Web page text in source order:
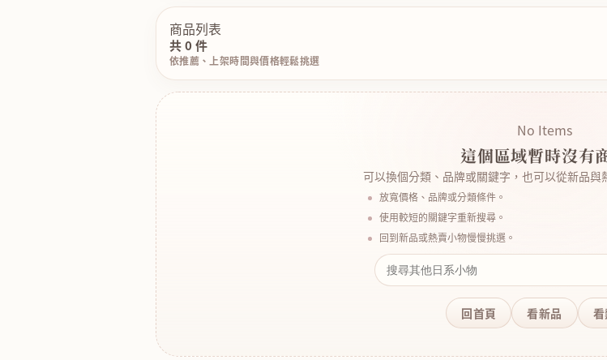
商品列表
共 0 件
依推薦、上架時間與價格輕鬆挑選
No Items
這個區域暫時沒有
可以換個分類、品牌或關鍵字，也可以從新品與
放寬價格、品牌或分類條件。
使用較短的關鍵字重新搜尋。
回到新品或熱賣小物慢慢挑選。
回首頁 看新品